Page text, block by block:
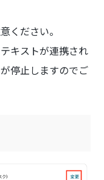
ください。
キストが連携され
停止しますのでご